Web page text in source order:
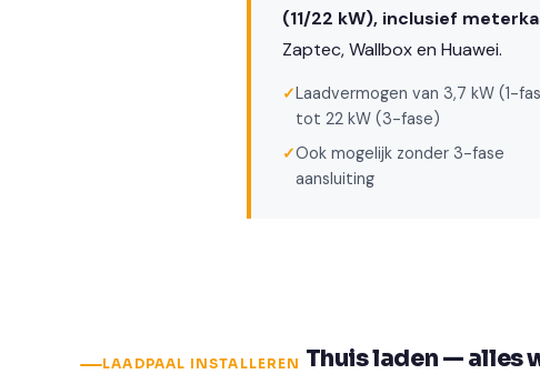
(11/22 kW), inclusief
Zaptec, Wallbox en Huawei.
✓Laadvermogen van 3,7 kW (1-
tot 22 kW (3-fase)
✓Ook mogelijk zonder 3-fase
aansluiting
LAADPAAL INSTALLEREN Thuis laden — alles